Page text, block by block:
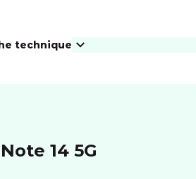
technique
14 5G